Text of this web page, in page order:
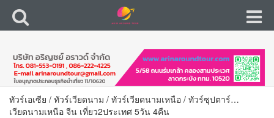
ทัวร์เอเซีย / ทัวร์เวียดนาม / ทัวร์เวียดนามเหนือ / ทัวร์ซุปตาร์…
เวียดนามเหนือ จีน เที่ยว2ประเทศ 5วัน 4คืน